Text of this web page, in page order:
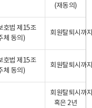
(재동의)
호법 제15조
체 동의)
회원탈퇴시까
호법 제15조
체 동의)
회원탈퇴시까
회원탈퇴시까
혹은 2년